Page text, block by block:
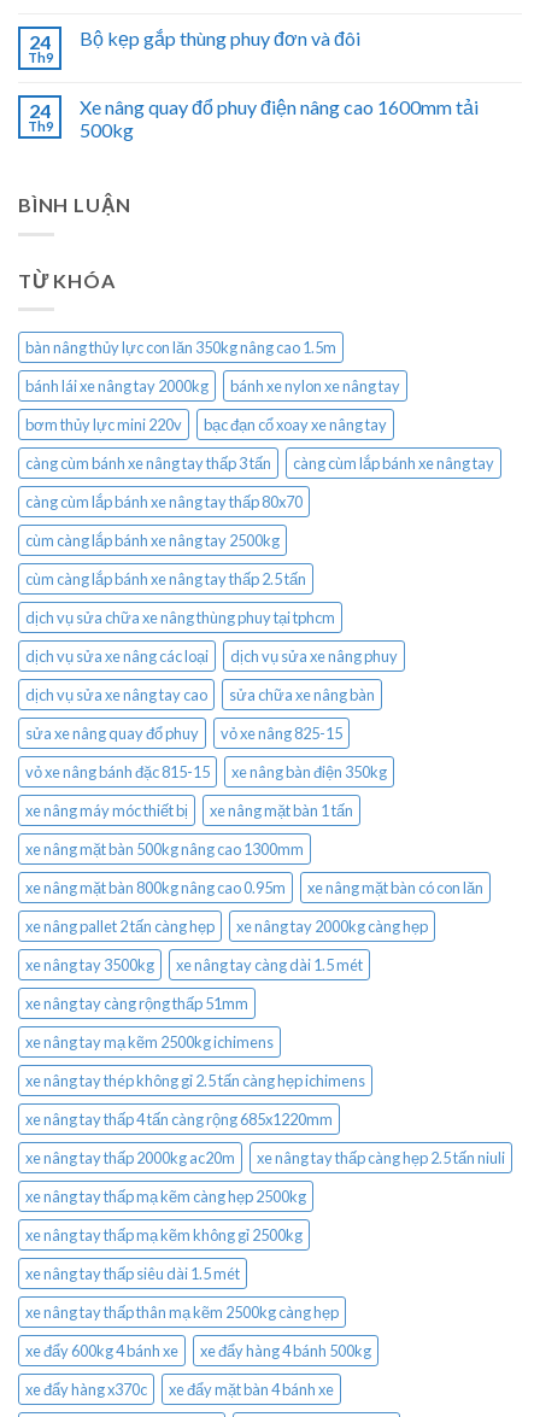
24
Th9
Bộ kẹp gắp thùng phuy đơn và đôi
24
Th9
Xe nâng quay đổ phuy điện nâng cao 1600mm tải
500kg
BÌNH LUẬN
TỪ KHÓA
bàn nâng thủy lực con lăn 350kg nâng cao 1.5m
bánh lái xe nâng tay 2000kg
bánh xe nylon xe nâng tay
bơm thủy lực mini 220v
bạc đạn cổ xoay xe nâng tay
càng cùm bánh xe nâng tay thấp 3 tấn
càng cùm lắp bánh xe nâng tay
càng cùm lắp bánh xe nâng tay thấp 80x70
cùm càng lắp bánh xe nâng tay 2500kg
cùm càng lắp bánh xe nâng tay thấp 2.5 tấn
dịch vụ sửa chữa xe nâng thùng phuy tại tphcm
dịch vụ sửa xe nâng các loại
dịch vụ sửa xe nâng phuy
dịch vụ sửa xe nâng tay cao
sửa chữa xe nâng bàn
sửa xe nâng quay đổ phuy
vỏ xe nâng 825-15
vỏ xe nâng bánh đặc 815-15
xe nâng bàn điện 350kg
xe nâng máy móc thiết bị
xe nâng mặt bàn 1 tấn
xe nâng mặt bàn 500kg nâng cao 1300mm
xe nâng mặt bàn 800kg nâng cao 0.95m
xe nâng mặt bàn có con lăn
xe nâng pallet 2 tấn càng hẹp
xe nâng tay 2000kg càng hẹp
xe nâng tay 3500kg
xe nâng tay càng dài 1.5 mét
xe nâng tay càng rộng thấp 51mm
xe nâng tay mạ kẽm 2500kg ichimens
xe nâng tay thép không gỉ 2.5 tấn càng hẹp ichimens
xe nâng tay thấp 4 tấn càng rộng 685x1220mm
xe nâng tay thấp 2000kg ac20m
xe nâng tay thấp càng hẹp 2.5 tấn niuli
xe nâng tay thấp mạ kẽm càng hẹp 2500kg
xe nâng tay thấp mạ kẽm không gỉ 2500kg
xe nâng tay thấp siêu dài 1.5 mét
xe nâng tay thấp thân mạ kẽm 2500kg càng hẹp
xe đẩy 600kg 4 bánh xe
xe đẩy hàng 4 bánh 500kg
xe đẩy hàng x370c
xe đẩy mặt bàn 4 bánh xe